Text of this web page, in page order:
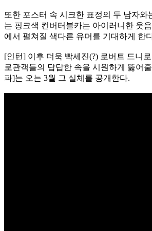
또한 포스터 속 시크한 표정의 두 남자와
는 핑크색 컨버터블카는 아이러니한 웃
에서 펼쳐질 색다른 유머를 기대하게 한
[인턴] 이후 더욱 빡세진(?) 로버트 드니
로관객들의 답답한 속을 시원하게 뚫어
파]는 오는 3월 그 실체를 공개한다.